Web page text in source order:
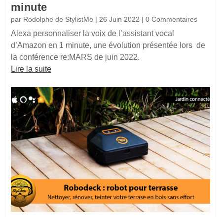
minute
par Rodolphe de StylistMe | 26 Juin 2022 | 0 Commentaires
Alexa personnaliser la voix de l’assistant vocal
d’Amazon en 1 minute, une évolution présentée lors de
la conférence re:MARS de juin 2022.
Lire la suite